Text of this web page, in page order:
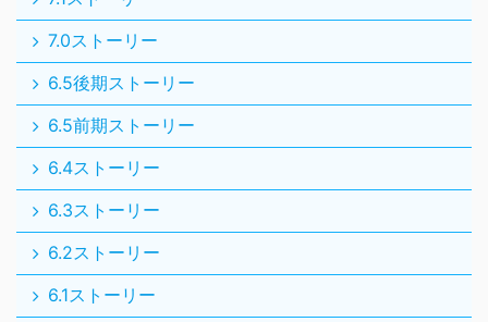
7.1ストーリー
7.0ストーリー
6.5後期ストーリー
6.5前期ストーリー
6.4ストーリー
6.3ストーリー
6.2ストーリー
6.1ストーリー